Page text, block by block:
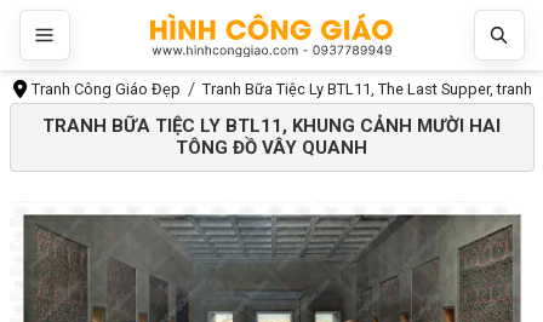
Tranh Công Giáo Đẹp Tranh Bữa Tiệc Ly BTL11, The Last Supper, tranh
TRANH BỮA TIỆC LY BTL11, KHUNG CẢNH MƯỜI HAI
TÔNG ĐỒ VÂY QUANH